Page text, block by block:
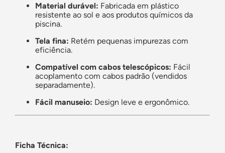
Material durável: Fabricada em plástico
resistente ao sol e aos produtos químicos da
piscina.
Tela fina: Retém pequenas impurezas com
eficiência.
Compatível com cabos telescópicos: Fácil
acoplamento com cabos padrão (vendidos
separadamente).
Fácil manuseio: Design leve e ergonômico.
Ficha Técnica: